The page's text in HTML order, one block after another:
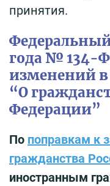
принятия.
года № 134-
изменений
“О
Федерации”
По поправкам к
гражданства
иностранным